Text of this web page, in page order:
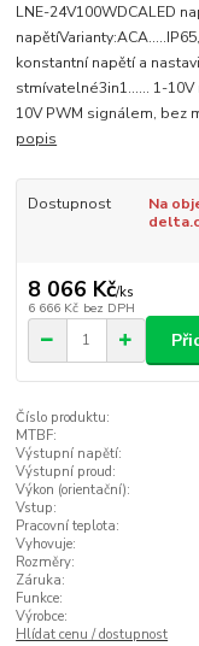
LNE-24V100WDCALED
konstantní napětí a
stmívatelné3in1...... 1-
10V PWM signálem, bez
popis
Dostupnost
Na
8 066 Kč/ks
6 666 Kč bez DPH
Číslo produktu:
MTBF:
Výstupní napětí:
Výstupní proud:
Výkon (orientační):
Vstup:
Pracovní teplota:
Vyhovuje:
Rozměry:
Záruka:
Funkce:
Výrobce:
Hlídat cenu / dostupnost